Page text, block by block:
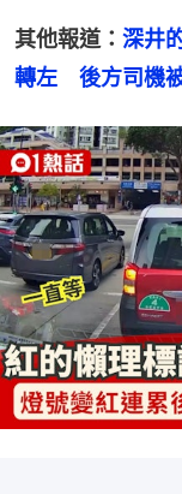
其他報道： 深井
轉左　後方司機